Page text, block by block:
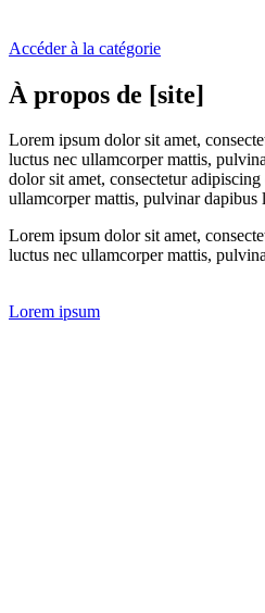
Accéder à la catégorie
À propos de [site]
Lorem ipsum dolor sit amet,
luctus nec ullamcorper mattis,
dolor sit amet, consectetur
ullamcorper mattis, pulvinar dapibus
Lorem ipsum dolor sit amet,
luctus nec ullamcorper mattis,
Lorem ipsum